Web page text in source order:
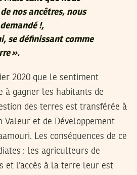
nos ancêtres, nous
!,
se définissant comme
».
2020 que le sentiment
à gagner les habitants de
des terres est transférée à
Valeur et de Développement
Les conséquences de ce
: les agriculteurs de
et l’accès à la terre leur est